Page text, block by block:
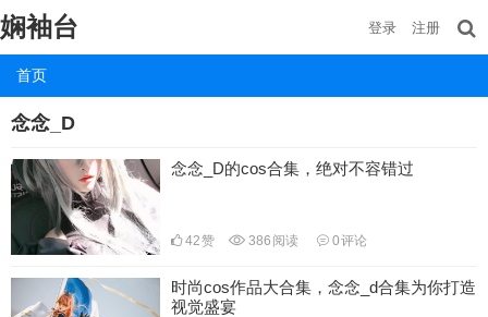
娴袖台
首页
登录 注册
念念_D
念念_D的cos合集，绝对不容错过
42赞 386 阅读 0评论
时尚cos作品大合集，念念_d合集为你打造
视觉盛宴